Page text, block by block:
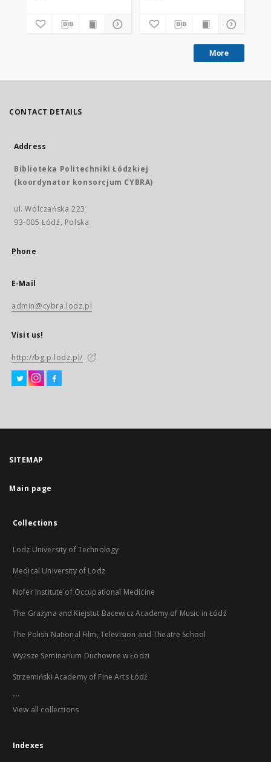
More
CONTACT DETAILS
Address
Biblioteka Politechniki Łódzkiej
(koordynator konsorcjum CYBRA)
ul. Wólczańska 223
93-005 Łódź, Polska
Phone
E-Mail
admin@cybra.lodz.pl
Visit us!
http://bg.p.lodz.pl/
SITEMAP
Main page
Collections
Lodz University of Technology
Medical University of Lodz
Nofer Institute of Occupational Medicine
The Grażyna and Kiejstut Bacewicz Academy of Music in Łódź
The Polish National Film, Television and Theatre School
Wyższe Seminarium Duchowne w Łodzi
Strzemiński Academy of Fine Arts Łódź
...
View all collections
Indexes